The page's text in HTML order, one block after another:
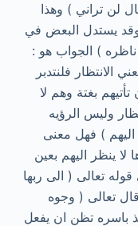
لن تراني ) وهذا
يستدل البعض في
ناظره ) الجواب هو :
الانتظار فلنتدبر
بغتة وهم لا
وليس الرؤيه
اليهم ) فهل معنى
لا ينظر اليهم بعين
تعالى ( الى ربها
قال تعالى ( وجوه
باسره تظن ان يفعل